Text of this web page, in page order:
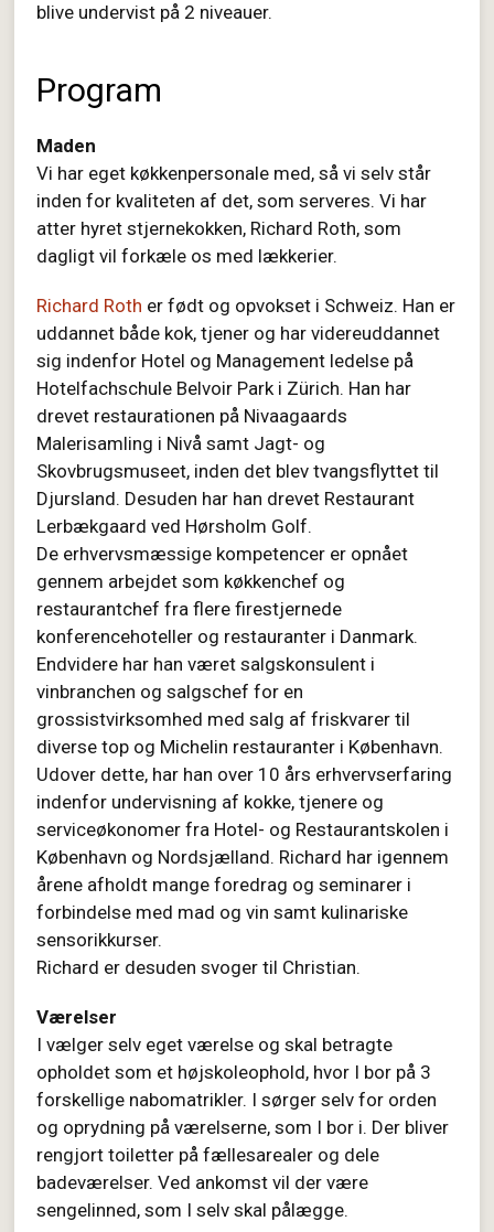
blive undervist på 2 niveauer.
Program
Maden
Vi har eget køkkenpersonale med, så vi selv står
inden for kvaliteten af det, som serveres. Vi har
atter hyret stjernekokken, Richard Roth, som
dagligt vil forkæle os med lækkerier.
Richard Roth er født og opvokset i Schweiz. Han er
uddannet både kok, tjener og har videreuddannet
sig indenfor Hotel og Management ledelse på
Hotelfachschule Belvoir Park i Zürich. Han har
drevet restaurationen på Nivaagaards
Malerisamling i Nivå samt Jagt- og
Skovbrugsmuseet, inden det blev tvangsflyttet til
Djursland. Desuden har han drevet Restaurant
Lerbækgaard ved Hørsholm Golf.
De erhvervsmæssige kompetencer er opnået
gennem arbejdet som køkkenchef og
restaurantchef fra flere firestjernede
konferencehoteller og restauranter i Danmark.
Endvidere har han været salgskonsulent i
vinbranchen og salgschef for en
grossistvirksomhed med salg af friskvarer til
diverse top og Michelin restauranter i København.
Udover dette, har han over 10 års erhvervserfaring
indenfor undervisning af kokke, tjenere og
serviceøkonomer fra Hotel- og Restaurantskolen i
København og Nordsjælland. Richard har igennem
årene afholdt mange foredrag og seminarer i
forbindelse med mad og vin samt kulinariske
sensorikkurser.
Richard er desuden svoger til Christian.
Værelser
I vælger selv eget værelse og skal betragte
opholdet som et højskoleophold, hvor I bor på 3
forskellige nabomatrikler. I sørger selv for orden
og oprydning på værelserne, som I bor i. Der bliver
rengjort toiletter på fællesarealer og dele
badeværelser. Ved ankomst vil der være
sengelinned, som I selv skal pålægge.